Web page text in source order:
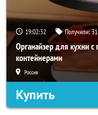
19:02:30 Получили:
Органайзер для кухни
контейнерами
Россия
Купить